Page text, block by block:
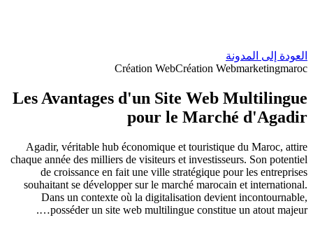
العودة إلى المدونة
Création WebCréation Webmarketingmaroc
Les Avantages d'un Site Web Multilingue
pour le Marché d'Agadir
Agadir, véritable hub économique et touristique du Maroc, attire
chaque année des milliers de visiteurs et investisseurs. Son potentiel
de croissance en fait une ville stratégique pour les entreprises
souhaitant se développer sur le marché marocain et international.
Dans un contexte où la digitalisation devient incontournable,
posséder un site web multilingue constitue un atout majeur….